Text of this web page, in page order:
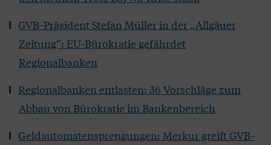
GVB-Präsident Stefan Müller in der „Allgäuer
Zeitung“: EU-Bürokratie gefährdet
Regionalbanken
Regionalbanken entlasten: 36 Vorschläge zum
Abbau von Bürokratie im Bankenbereich
Geldautomatensprengungen: Merkur greift GVB-